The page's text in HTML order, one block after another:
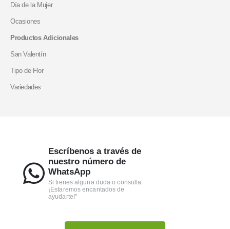
Día de la Mujer
Ocasiones
Productos Adicionales
San Valentín
Tipo de Flor
Variedades
Escríbenos a través de
nuestro número de
WhatsApp
Si tienes alguna duda o consulta.
¡Estaremos encantados de
ayudarte!"